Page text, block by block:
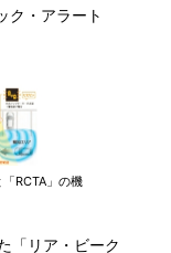
ク・アラート
RCTA」の機
「リア・ビーク